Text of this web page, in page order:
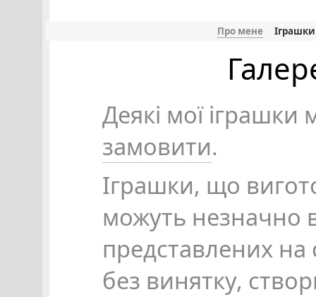
Про мене Іграшки
Деякі мої
замовити.
Іграшки, що
можуть незначно
представлених на
без винятку,